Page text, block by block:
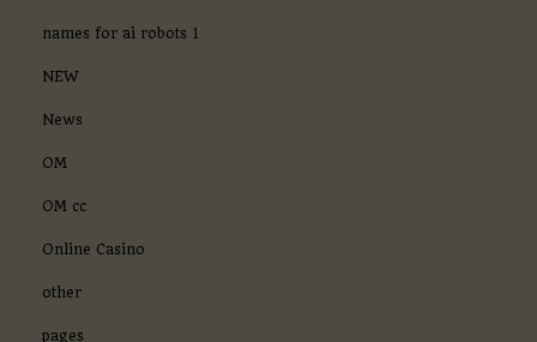
names for ai robots 1
NEW
News
OM
OM cc
Online Casino
other
pages